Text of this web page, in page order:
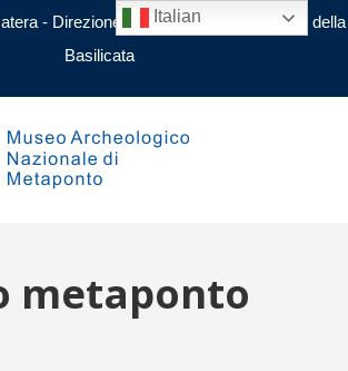
- Direzione regionale Musei nazionali della
Basilicata
metaponto
Italian